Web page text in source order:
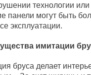
технологии
панели могут быть
эксплуатации.
имитации
бруса делает